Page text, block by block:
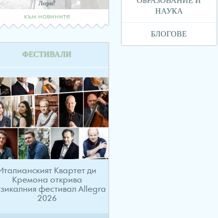
НАУКА
БЛОГОВЕ
Лори?
към новините
ФЕСТИВАЛИ
Квартет ди
Кремона открива
фестивал Allegra
2026